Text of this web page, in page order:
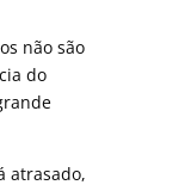
não são
do
atrasado,